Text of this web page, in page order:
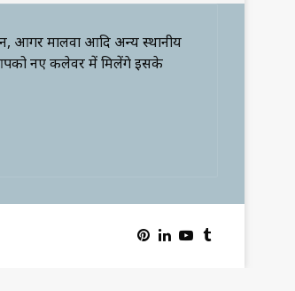
आगर मालवा आदि अन्य स्थानीय
नए कलेवर में मिलेंगे इसके
Pinterest
LinkedIn
YouTube